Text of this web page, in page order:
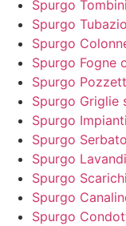
Spurgo
Spurgo
Spurgo
Spurgo Fogne
Spurgo
Spurgo Griglie
Spurgo
Spurgo
Spurgo
Spurgo
Spurgo
Spurgo